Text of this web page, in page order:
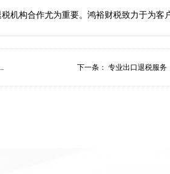
下一条： 专业出口退税服务